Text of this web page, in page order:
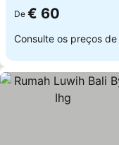
De € 60
Consulte os preços de